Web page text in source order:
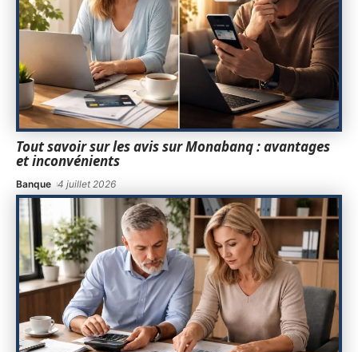
Tout savoir sur les avis sur Monabanq : avantages
et inconvénients
Banque 4 juillet 2026